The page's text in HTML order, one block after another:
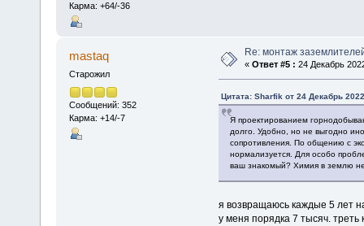
Карма: +64/-36
mastaq
Старожил
Сообщений: 352
Карма: +14/-7
Re: монтаж
« Ответ #5 : 24 Декабрь
Цитата: Sharfik от 24 Декабрь
Я проектированием
долго. Удобно, но не выгодно
сопротивления. По общению с
нормализуется. Для особо
ваш знакомый? Химия в землю
я возвращаюсь каждые 5 лет
у меня порядка 7 тысяч.